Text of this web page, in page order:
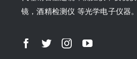
镜，酒精检测仪 等光学电子仪器。